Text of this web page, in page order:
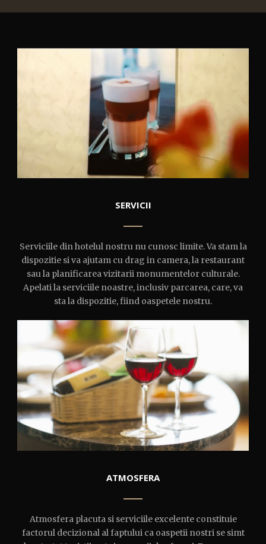
SERVICII
Serviciile din hotelul nostru nu cunosc limite. Va stam la
dispozitie si va ajutam cu drag in camera, la restaurant
sau la planificarea vizitarii monumentelor culturale.
Apelati la serviciile noastre, inclusiv parcarea, care, va
sta la dispozitie, fiind oaspetele nostru.
ATMOSFERA
Atmosfera placuta si serviciile excelente constituie
factorul decizional al faptului ca oaspetii nostri se simt